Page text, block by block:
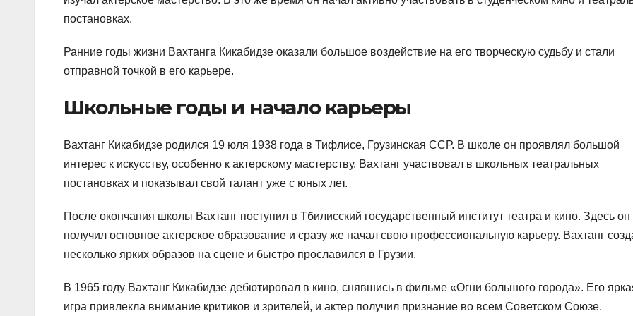
постановках.
Ранние годы жизни Вахтанга Кикабидзе оказали большое воздействие на его творческую судьбу и стали
отправной точкой в его карьере.
Школьные годы и начало карьеры
Вахтанг Кикабидзе родился 19 юля 1938 года в Тифлисе, Грузинская ССР. В школе он проявлял большой
интерес к искусству, особенно к актерскому мастерству. Вахтанг участвовал в школьных театральных
постановках и показывал свой талант уже с юных лет.
После окончания школы Вахтанг поступил в Тбилисский государственный институт театра и кино. Здесь он
получил основное актерское образование и сразу же начал свою профессиональную карьеру. Вахтанг
несколько ярких образов на сцене и быстро прославился в Грузии.
В 1965 году Вахтанг Кикабидзе дебютировал в кино, снявшись в фильме «Огни большого города». Его
игра привлекла внимание критиков и зрителей, и актер получил признание во всем Советском Союзе.